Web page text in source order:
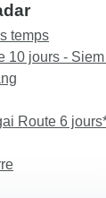
temps
10 jours -
Route 6